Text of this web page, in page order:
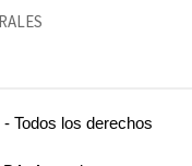
Todos los derechos